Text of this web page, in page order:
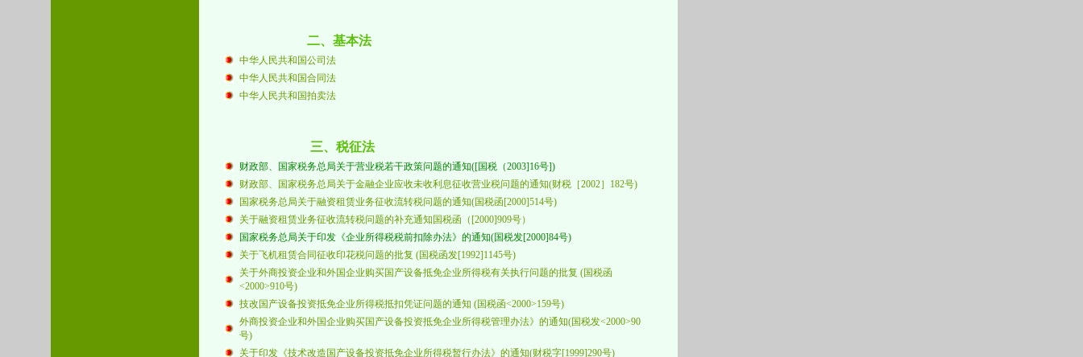
二、基本法
中华人民共和国公司法
中华人民共和国合同法
中华人民共和国拍卖法
三、税征法
财政部、国家税务总局关于营业税若干政策问题的通知([国税（2003]16号])
财政部、国家税务总局关于金融企业应收未收利息征收营业税问题的通知(财税［2002］182号)
国家税务总局关于融资租赁业务征收流转税问题的通知(国税函[2000]514号)
关于融资租赁业务征收流转税问题的补充通知国税函 （ [2000]909号）
国家税务总局关于印发《企业所得税税前扣除办法》的通知(国税发[2000]84号)
关于飞机租赁合同征收印花税问题的批复 (国税函发[1992]1145号)
关于外商投资企业和外国企业购买国产设备抵免企业所得税有关执行问题的批复 (国税函
<2000>910号)
技改国产设备投资抵免企业所得税抵扣凭证问题的通知 (国税函<2000>159号)
外商投资企业和外国企业购买国产设备投资抵免企业所得税管理办法》的通知(国税发<2000>90
号)
关于印发《技术改造国产设备投资抵免企业所得税暂行办法》的通知(财税字[1999]290号)